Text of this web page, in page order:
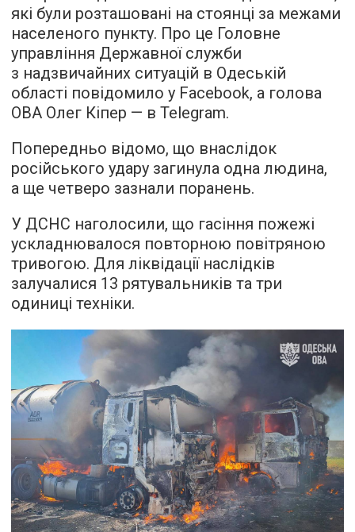
які були розташовані на стоянці за межами
населеного пункту. Про це Головне
управління Державної служби
з надзвичайних ситуацій в Одеській
області повідомило у Facebook, а голова
ОВА Олег Кіпер — в Telegram.
Попередньо відомо, що внаслідок
російського удару загинула одна людина,
а ще четверо зазнали поранень.
У ДСНС наголосили, що гасіння пожежі
ускладнювалося повторною повітряною
тривогою. Для ліквідації наслідків
залучалися 13 рятувальників та три
одиниці техніки.